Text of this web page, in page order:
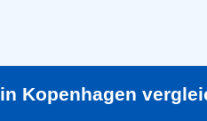
Kopenhagen